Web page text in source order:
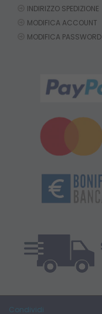
INDIRIZZO SPEDIZIONE
MODIFICA ACCOUNT
MODIFICA PASSWORD
Condividi